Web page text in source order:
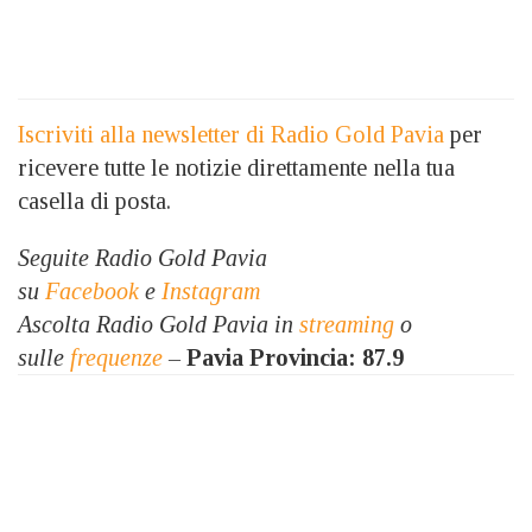
Iscriviti alla newsletter di Radio Gold Pavia per
ricevere tutte le notizie direttamente nella tua
casella di posta.
Seguite Radio Gold Pavia
su Facebook e Instagram
Ascolta Radio Gold Pavia in streaming o
sulle frequenze– Pavia Provincia: 87.9